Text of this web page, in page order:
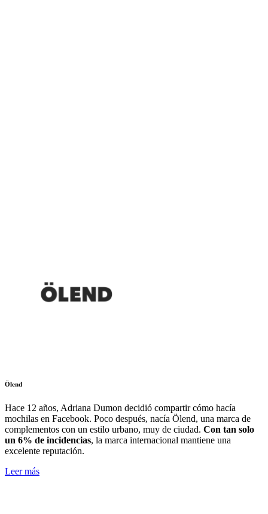
Ölend
Hace 12 años, Adriana Dumon decidió compartir cómo hacía
mochilas en Facebook. Poco después, nacía Ölend, una marca de
complementos con un estilo urbano, muy de ciudad. Con tan solo
un 6% de incidencias, la marca internacional mantiene una
excelente reputación.
Leer más